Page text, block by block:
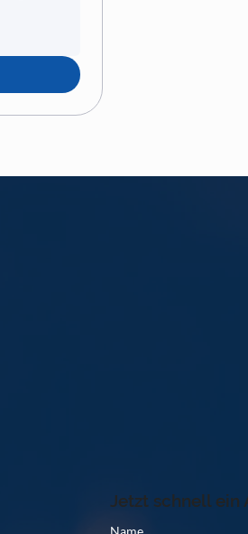
Jetzt schnell ein
Name